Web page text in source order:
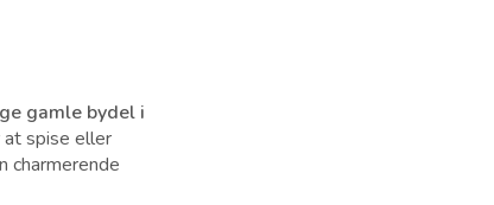
gamle bydel i
at spise eller
charmerende